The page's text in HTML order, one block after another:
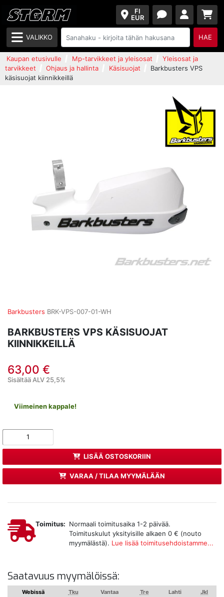
FI
EUR
VALIKKO HAE
Kaupan etusivulle Mp-tarvikkeet ja yleisosat
Yleisosat ja
tarvikkeet
Ohjaus ja hallinta Käsisuojat
Barkbusters VPS
käsisuojat kiinnikkeillä
Barkbusters BRK-VPS-007-01-WH
BARKBUSTERS VPS KÄSISUOJAT
KIINNIKKEILLÄ
63,00 €
Sisältää ALV 25,5%
Viimeinen kappale!
LISÄÄ OSTOSKORIIN
VARAA / TILAA MYYMÄLÄÄN
Toimitus: Normaali toimitusaika 1-2 päivää.
Toimituskulut yksityisille alkaen 0 € (nouto
myymälästä). Lue lisää toimitusehdoistamme...
Saatavuus myymälöissä:
Webissä Tku Vantaa Tre Lahti Jkl